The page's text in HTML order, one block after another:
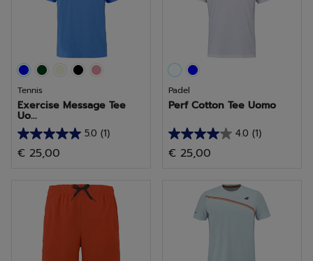
recensioni
Tennis
Exercise Message Tee
Uo...
5.0 (1)
5.0
su
stelle.
recensione
€ 25,00
Padel
Perf Cotton Tee Uomo
4.0 (1)
4.0
su
€ 25,00